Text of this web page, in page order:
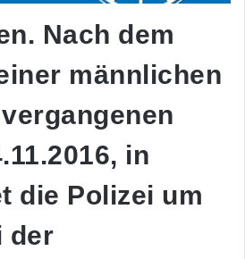
Nach dem
männlichen
in
die Polizei um
der